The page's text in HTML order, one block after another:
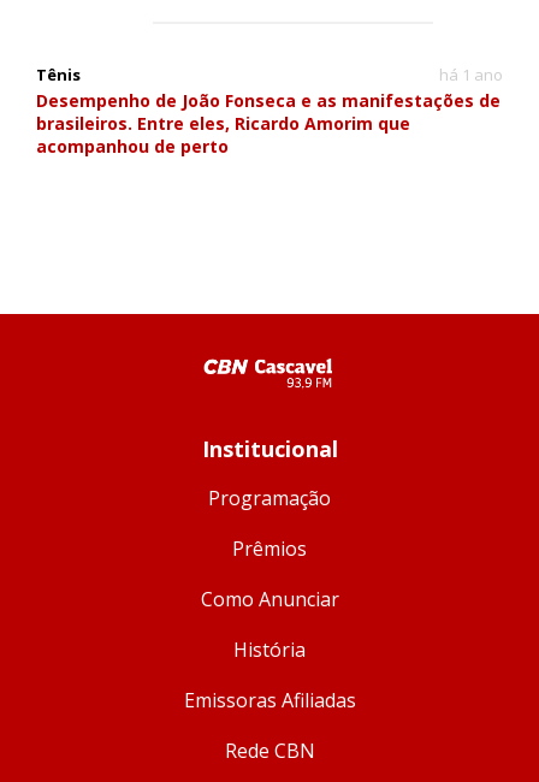
Tênis há 1 ano
Desempenho de João Fonseca e as manifestações de
brasileiros. Entre eles, Ricardo Amorim que
acompanhou de perto
Institucional
Programação
Prêmios
Como Anunciar
História
Emissoras Afiliadas
Rede CBN